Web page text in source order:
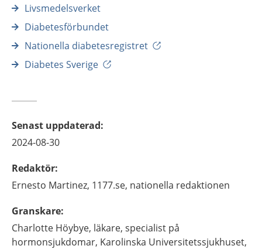
Livsmedelsverket
Diabetesförbundet
Nationella diabetesregistret
Diabetes Sverige
Senast uppdaterad:
2024-08-30
Redaktör:
Ernesto Martinez, 1177.se, nationella redaktionen
Granskare:
Charlotte Höybye, läkare, specialist på
hormonsjukdomar, Karolinska Universitetssjukhuset,